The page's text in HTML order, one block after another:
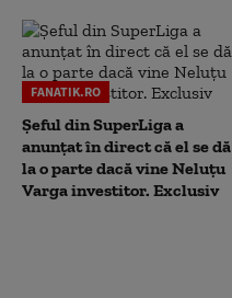
FANATIK.RO
Șeful din SuperLiga a
anunțat în direct că el se dă
la o parte dacă vine Neluțu
Varga investitor. Exclusiv